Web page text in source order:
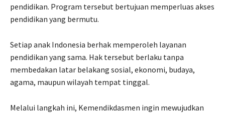
pendidikan. Program tersebut bertujuan memperluas akses
pendidikan yang bermutu.
Setiap anak Indonesia berhak memperoleh layanan
pendidikan yang sama. Hak tersebut berlaku tanpa
membedakan latar belakang sosial, ekonomi, budaya,
agama, maupun wilayah tempat tinggal.
Melalui langkah ini, Kemendikdasmen ingin mewujudkan